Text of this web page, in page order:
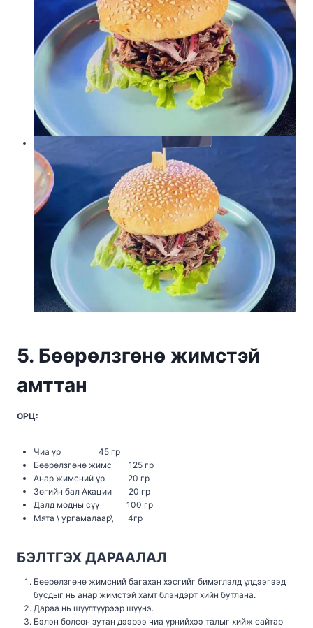
5. Бөөрөлзгөнө жимстэй
амттан
ОРЦ:
Чиа үр 45 гр
Бөөрөлзгөнө жимс 125 гр
Анар жимсний үр 20 гр
Зөгийн бал Акации 20 гр
Далд модны сүү 100 гр
Мята \ ургамалаар\ 4гр
БЭЛТГЭХ ДАРААЛАЛ
Бөөрөлзгөнө жимсний багахан хэсгийг бимэглэлд үлдээгээд
бусдыг нь анар жимстэй хамт блэндэрт хийн бутлана.
Дараа нь шүүлтүүрээр шүүнэ.
Бэлэн болсон зутан дээрээ чиа үрнийхээ талыг хийж сайтар